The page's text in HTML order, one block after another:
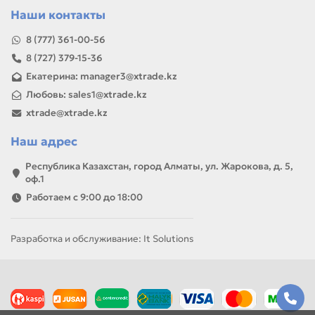
или задачей, товар можно использовать для замены,
ремонта, заправки, печати или пополнения складского
запаса.
Наши контакты
8 (777) 361-00-56
8 (727) 379-15-36
Екатерина: manager3@xtrade.kz
Любовь: sales1@xtrade.kz
xtrade@xtrade.kz
Наш адрес
Республика Казахстан, город Алматы, ул. Жарокова, д. 5,
оф.1
Работаем с 9:00 до 18:00
Разработка и обслуживание: It Solutions